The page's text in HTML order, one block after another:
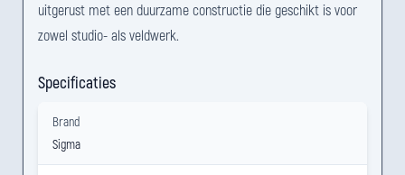
uitgerust met een duurzame constructie die geschikt is voor
zowel studio- als veldwerk.
Specificaties
Brand
Sigma